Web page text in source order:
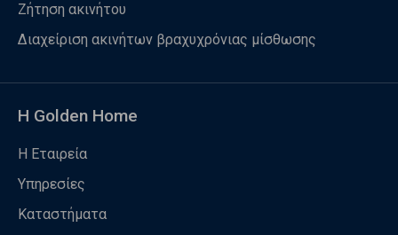
Ζήτηση ακινήτου
Διαχείριση ακινήτων βραχυχρόνιας μίσθωσης
Η Golden Home
Η Εταιρεία
Υπηρεσίες
Καταστήματα